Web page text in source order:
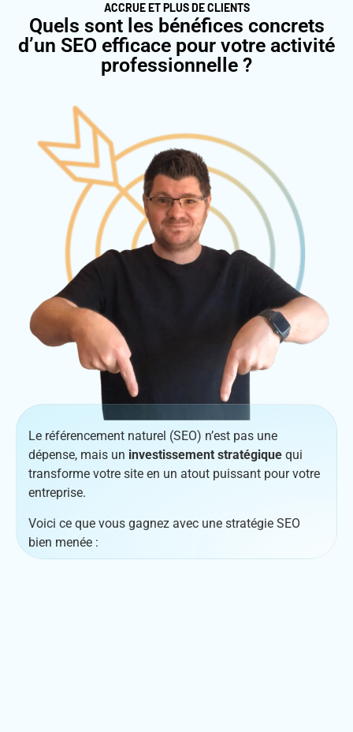
ACCRUE ET PLUS DE CLIENTS
Quels sont les bénéfices concrets
d’un SEO efficace pour votre activité
professionnelle ?
Le référencement naturel (SEO) n’est pas une
dépense, mais un investissement stratégique qui
transforme votre site en un atout puissant pour votre
entreprise.
Voici ce que vous gagnez avec une stratégie SEO
bien menée :